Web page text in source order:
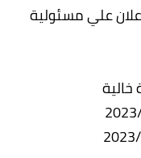
علي مسئولية